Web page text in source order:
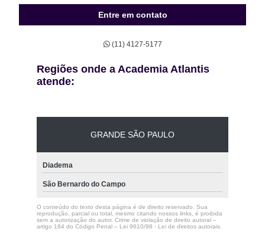
Entre em contato
(11) 4127-5177
Regiões onde a Academia Atlantis
atende:
GRANDE SÃO PAULO
Diadema
São Bernardo do Campo
O conteúdo do texto desta página é de direito reservado. Sua
reprodução, parcial ou total, mesmo citando nossos links, é proibida
sem a autorização do autor. Crime de violação de direito autoral –
artigo 184 do Código Penal – Lei 9610/98 - Lei de direitos autorais.